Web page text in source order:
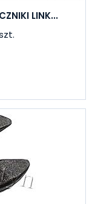
LINK...